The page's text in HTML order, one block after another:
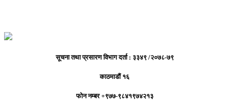
सूचना तथा प्रसारण विभाग दर्ता : ३३४९ /२०७८-७९
काठमाडौं १६
फोन नम्बर +९७७-९८४१९७४२१३